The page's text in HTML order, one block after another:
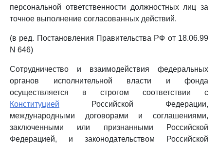
персональной ответственности должностных лиц за
точное выполнение согласованных действий.
(в ред. Постановления Правительства РФ от 18.06.99
N 646)
Сотрудничество и взаимодействия федеральных
органов исполнительной власти и фонда
осуществляется в строгом соответствии с
Конституцией Российской Федерации,
международными договорами и соглашениями,
заключенными или признанными Российской
Федерацией, и законодательством Российской